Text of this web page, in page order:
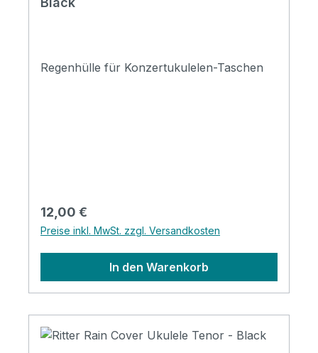
Regenhülle für Konzertukulelen-Taschen
Regulärer Preis:
12,00 €
Preise inkl. MwSt. zzgl. Versandkosten
In den Warenkorb